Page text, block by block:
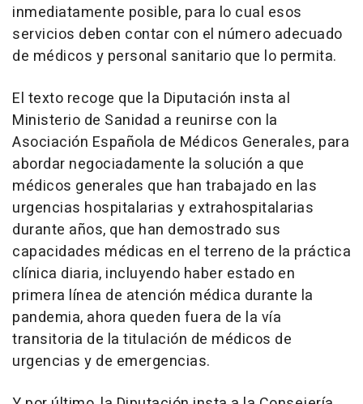
inmediatamente posible, para lo cual esos
servicios deben contar con el número adecuado
de médicos y personal sanitario que lo permita.
El texto recoge que la Diputación insta al
Ministerio de Sanidad a reunirse con la
Asociación Española de Médicos Generales, para
abordar negociadamente la solución a que
médicos generales que han trabajado en las
urgencias hospitalarias y extrahospitalarias
durante años, que han demostrado sus
capacidades médicas en el terreno de la práctica
clínica diaria, incluyendo haber estado en
primera línea de atención médica durante la
pandemia, ahora queden fuera de la vía
transitoria de la titulación de médicos de
urgencias y de emergencias.